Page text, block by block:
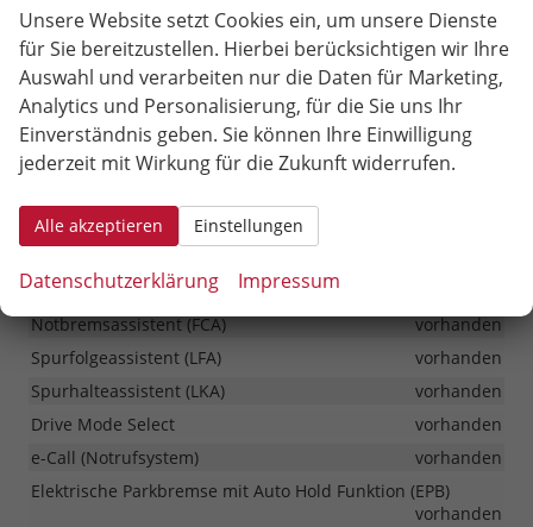
Antiblockiersystem (ABS)
vorhanden
Aufmerksamkeitsassistent (ICC)
kamerabasierendvorhanden
Autobahnassistent (HDA, nur bei DCT)
vorhanden
Bergabfahrhilfe (DBC, entfällt bei HEV)
vorhanden
Berganfahrhilfe (HAC)
vorhanden
Geschwindigkeitslimitassistent (ISLA)
Multikollisionsbremse (MCB)
Notbremsassistent (FCA)
vorhanden
Spurfolgeassistent (LFA)
vorhanden
Spurhalteassistent (LKA)
vorhanden
Drive Mode Select
vorhanden
e-Call (Notrufsystem)
vorhanden
Elektrische Parkbremse mit Auto Hold Funktion (EPB)
vorhanden
Unsere Website setzt Cookies ein, um unsere Dienste
für Sie bereitzustellen. Hierbei berücksichtigen wir Ihre
Auswahl und verarbeiten nur die Daten für Marketing,
Analytics und Personalisierung, für die Sie uns Ihr
Einverständnis geben. Sie können Ihre Einwilligung
jederzeit mit Wirkung für die Zukunft widerrufen.
Alle akzeptieren Einstellungen
Datenschutzerklärung Impressum